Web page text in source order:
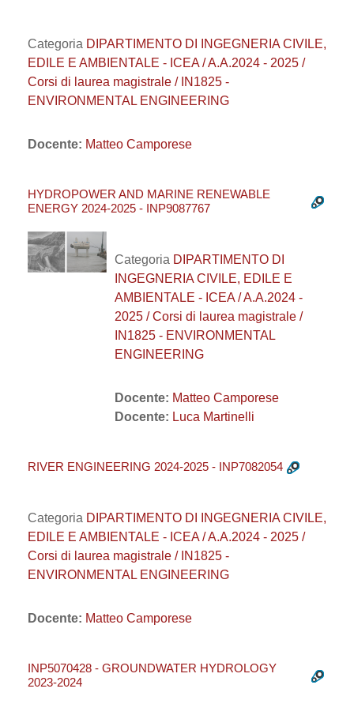
Categoria DIPARTIMENTO DI INGEGNERIA CIVILE,
EDILE E AMBIENTALE - ICEA / A.A.2024 - 2025 /
Corsi di laurea magistrale / IN1825 -
ENVIRONMENTAL ENGINEERING
Docente: Matteo Camporese
HYDROPOWER AND MARINE RENEWABLE
ENERGY 2024-2025 - INP9087767
Categoria DIPARTIMENTO DI
INGEGNERIA CIVILE, EDILE E
AMBIENTALE - ICEA / A.A.2024 -
2025 / Corsi di laurea magistrale /
IN1825 - ENVIRONMENTAL
ENGINEERING
Docente: Matteo Camporese
Docente: Luca Martinelli
RIVER ENGINEERING 2024-2025 - INP7082054
Categoria DIPARTIMENTO DI INGEGNERIA CIVILE,
EDILE E AMBIENTALE - ICEA / A.A.2024 - 2025 /
Corsi di laurea magistrale / IN1825 -
ENVIRONMENTAL ENGINEERING
Docente: Matteo Camporese
INP5070428 - GROUNDWATER HYDROLOGY
2023-2024